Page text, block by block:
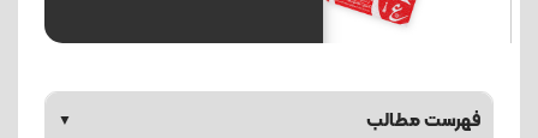
فهرست مطالب ▼